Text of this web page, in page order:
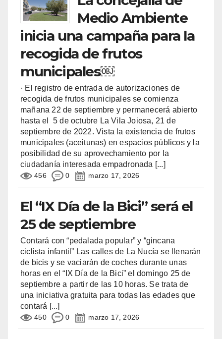
Medio Ambiente
inicia una campaña para la
recogida de frutos
municipales￼
· El registro de entrada de autorizaciones de
recogida de frutos municipales se comienza
mañana 22 de septiembre y permanecerá abierto
hasta el 5 de octubre La Vila Joiosa, 21 de
septiembre de 2022. Vista la existencia de frutos
municipales (aceitunas) en espacios públicos y la
posibilidad de su aprovechamiento por la
ciudadanía interesada empadronada [...]
456 0 marzo 17, 2026
El “IX Día de la Bici” será el
25 de septiembre
Contará con “pedalada popular” y “gincana
ciclista infantil” Las calles de La Nucía se llenarán
de bicis y se vaciarán de coches durante unas
horas en el “IX Día de la Bici” el domingo 25 de
septiembre a partir de las 10 horas. Se trata de
una iniciativa gratuita para todas las edades que
contará [...]
450 0 marzo 17, 2026